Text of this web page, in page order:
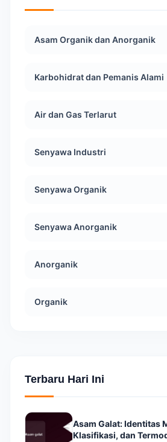
Asam Organik dan Anorganik
Karbohidrat dan Pemanis Alami
Air dan Gas Terlarut
Senyawa Industri
Senyawa Organik
Senyawa Anorganik
Anorganik
Organik
Terbaru Hari Ini
Asam Galat: Identitas
Klasifikasi, dan